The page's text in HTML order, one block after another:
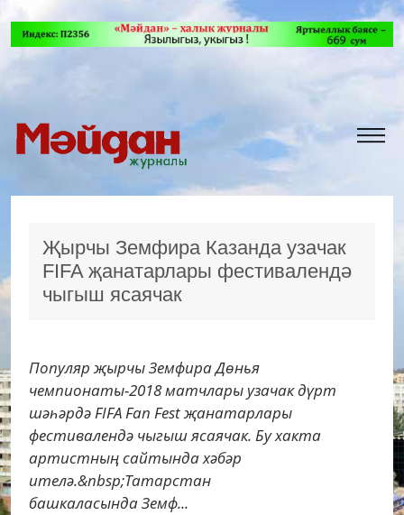
Җырчы Земфира Казанда узачак
FIFA җанатарлары фестивалендә
чыгыш ясаячак
Популяр җырчы Земфира Дөнья
чемпионаты-2018 матчлары узачак дүрт
шәһәрдә FIFA Fan Fest җанатарлары
фестивалендә чыгыш ясаячак. Бу хакта
артистның сайтында хәбәр
ителә.&nbsp;Татарстан
башкаласында Земф...